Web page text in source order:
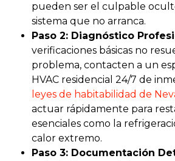
pueden ser el culpable
sistema que no arranca.
Paso 2: Diagnóstico
verificaciones básicas no
problema, contacten a un
HVAC residencial 24/7 de
leyes de habitabilidad de
actuar rápidamente para
esenciales como la
calor extremo.
Paso 3: Documentación